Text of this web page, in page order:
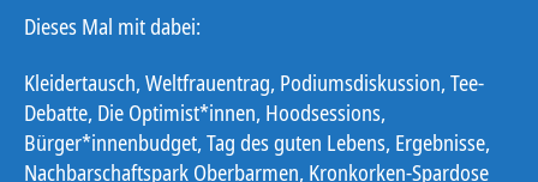
Dieses Mal mit dabei:
Kleidertausch, Weltfrauentrag, Podiumsdiskussion, Tee-
Debatte, Die Optimist*innen, Hoodsessions,
Bürger*innenbudget, Tag des guten Lebens, Ergebnisse,
Nachbarschaftspark Oberbarmen, Kronkorken-Spardose